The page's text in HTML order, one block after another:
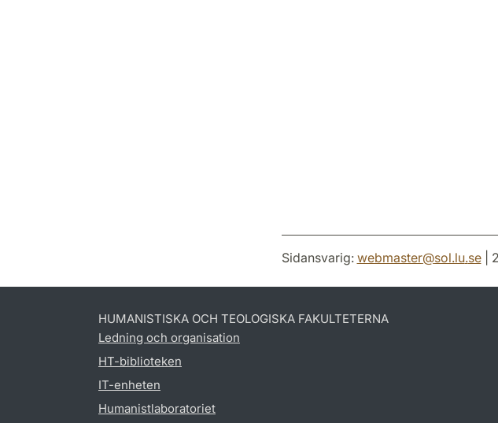
Sidansvarig: webmaster@sol.lu.se|
HUMANISTISKA OCH TEOLOGISKA FAKULTETERNA
Ledning och organisation
HT-biblioteken
IT-enheten
Humanistlaboratoriet